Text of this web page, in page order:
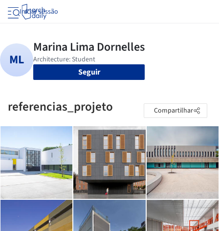
Iniciar sessão
Seguir
referencias_projeto Compartilhar